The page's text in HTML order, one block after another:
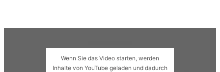
Wenn Sie das Video starten, werden
Inhalte von YouTube geladen und dadurch